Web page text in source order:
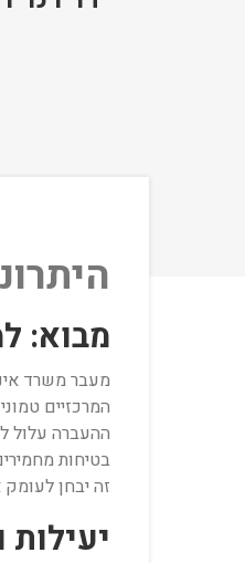
מבוא:
מעבר משרד
ההעברה עלול
בטיחות
זה יבחן